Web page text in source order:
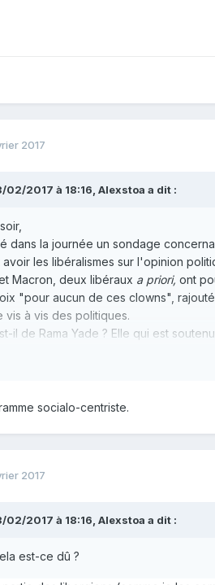
2017
02/2017 à 18:16, Alexstoa a dit :
dans la journée un sondage
les libéralismes sur l'opinion
Macron, deux libéraux a priori, ont
"pour aucun de ces clowns",
vis à vis des politiques.
il de Rama Yade ? Elle qui est
socialo-centriste.
2017
02/2017 à 18:16, Alexstoa a dit :
est-ce dû ?